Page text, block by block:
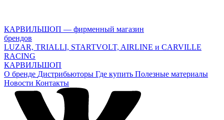
КАРВИЛЬШОП — фирменный магазин
брендов
LUZAR, TRIALLI, STARTVOLT, AIRLINE и CARVILLE
RACING
КАРВИЛЬШОП
О бренде Дистрибьюторы Где купить Полезные материалы
Новости Контакты